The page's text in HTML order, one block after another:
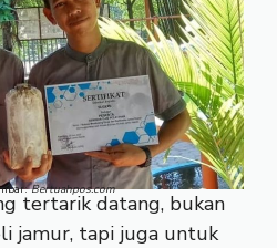
Bertuahpos.com
tertarik datang, bukan
jamur, tapi juga untuk